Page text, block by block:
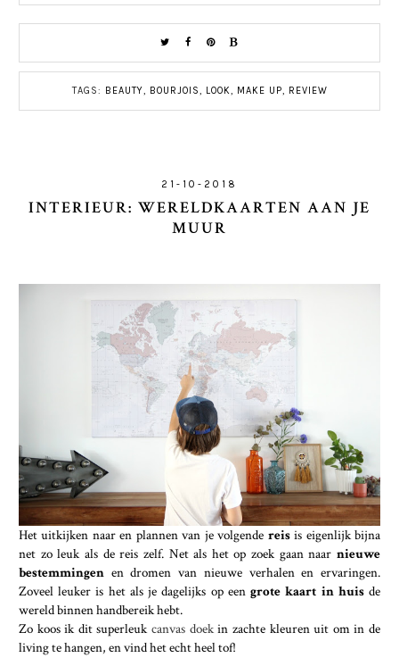
TAGS: BEAUTY, BOURJOIS, LOOK, MAKE UP, REVIEW
21-10-2018
INTERIEUR: WERELDKAARTEN AAN JE
MUUR
Het uitkijken naar en plannen van je volgende reisis eigenlijk bijna
net zo leuk als de reis zelf. Net als het op zoek gaan naar nieuwe
bestemmingen en dromen van nieuwe verhalen en ervaringen.
Zoveel leuker is het als je dagelijks op eengrote kaart in huisde
wereld binnen handbereik hebt.
Zo koos ik dit superleukcanvas doekin zachte kleuren uit om in de
living te hangen, en vind het echt heel tof!